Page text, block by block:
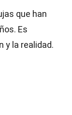
que han
Es
y la realidad.